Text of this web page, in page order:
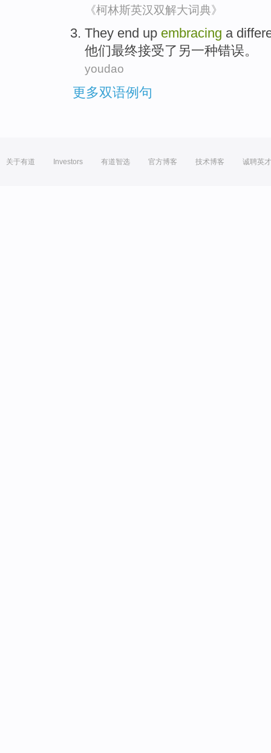
《柯林斯英汉双解大词典》
They end up embracing a
他们最终接受了另一种错误。
youdao
更多双语例句
关于有道 Investors 有道智选 官方博客 技术博客 诚聘英才